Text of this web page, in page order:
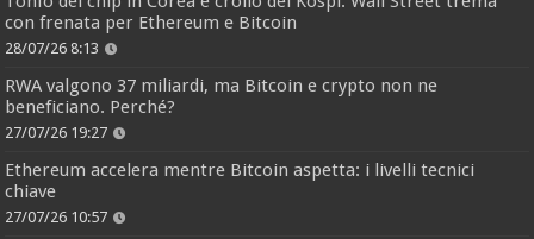
con frenata per Ethereum e Bitcoin
28/07/26 8:13
RWA valgono 37 miliardi, ma Bitcoin e crypto non ne
beneficiano. Perché?
27/07/26 19:27
Ethereum accelera mentre Bitcoin aspetta: i livelli tecnici
chiave
27/07/26 10:57